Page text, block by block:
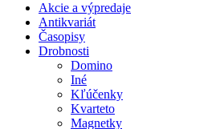
Akcie a výpredaje
Antikvariát
Časopisy
Drobnosti
Domino
Iné
Kľúčenky
Kvarteto
Magnetky